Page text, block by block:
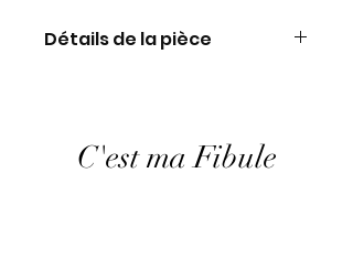
Détails de la pièce
C'est ma Fibule